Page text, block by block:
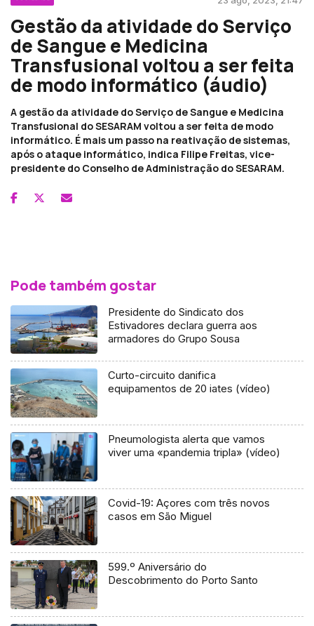
Gestão da atividade do Serviço
de Sangue e Medicina
Transfusional voltou a ser feita
de modo informático (áudio)
A gestão da atividade do Serviço de Sangue e Medicina
Transfusional do SESARAM voltou a ser feita de modo
informático. É mais um passo na reativação de sistemas,
após o ataque informático, indica Filipe Freitas, vice-
presidente do Conselho de Administração do SESARAM.
Pode também gostar
Presidente do Sindicato dos
Estivadores declara guerra aos
armadores do Grupo Sousa
Curto-circuito danifica
equipamentos de 20 iates (vídeo)
Pneumologista alerta que vamos
viver uma «pandemia tripla» (vídeo)
Covid-19: Açores com três novos
casos em São Miguel
599.º Aniversário do
Descobrimento do Porto Santo